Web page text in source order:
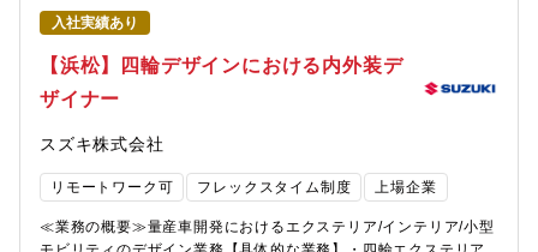
社頻度に変動がございます。）
価値観に合わせたワークスタイルを支援しています。■配属部署：
商品技術開発部
入社実績あり
【浜松】四輪デザインにおける内外装デ
ザイナー
スズキ株式会社
リモートワーク可 フレックスタイム制度 上場企業
≪業務の概要≫量産車開発におけるエクステリア/インテリア/小型